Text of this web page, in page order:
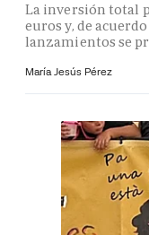
La inversión total
euros y, de
lanzamientos se
María Jesús Pérez